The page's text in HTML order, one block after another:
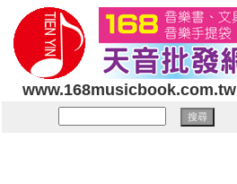
www.168musicbook.com.tw